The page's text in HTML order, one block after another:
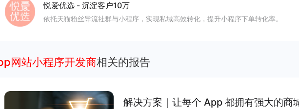
悦爱优选 - 沉淀客户10万
依托天猫粉丝导流社群与小程序，实现私域高效转化，提升小程序下单转化率。
网站小程序开发商相关的报告
解决方案｜让每个 App 都拥有强⼤的商